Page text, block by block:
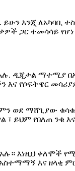
ይሁን እንጂ
ጋር ተመሳሳይ
ዲጂታል ማተሚያ
እና የሶፍትዌር
ወደ ማሸጊያው
ይህም የበለጠ ንቁ
እነዚህ ቀለሞች
እና ዘላቂ